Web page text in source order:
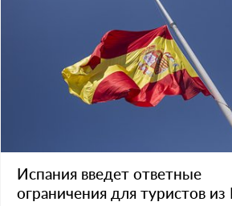
Испания введет ответные
ограничения для туристов